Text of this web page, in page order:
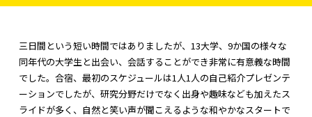
三日間という短い時間ではありましたが、13大学、9か国の様々な
同年代の大学生と出会い、会話することができ非常に有意義な時間
でした。合宿、最初のスケジュールは1人1人の自己紹介プレゼンテ
ーションでしたが、研究分野だけでなく出身や趣味なども加えたス
ライドが多く、自然と笑い声が聞こえるような和やかなスタートで